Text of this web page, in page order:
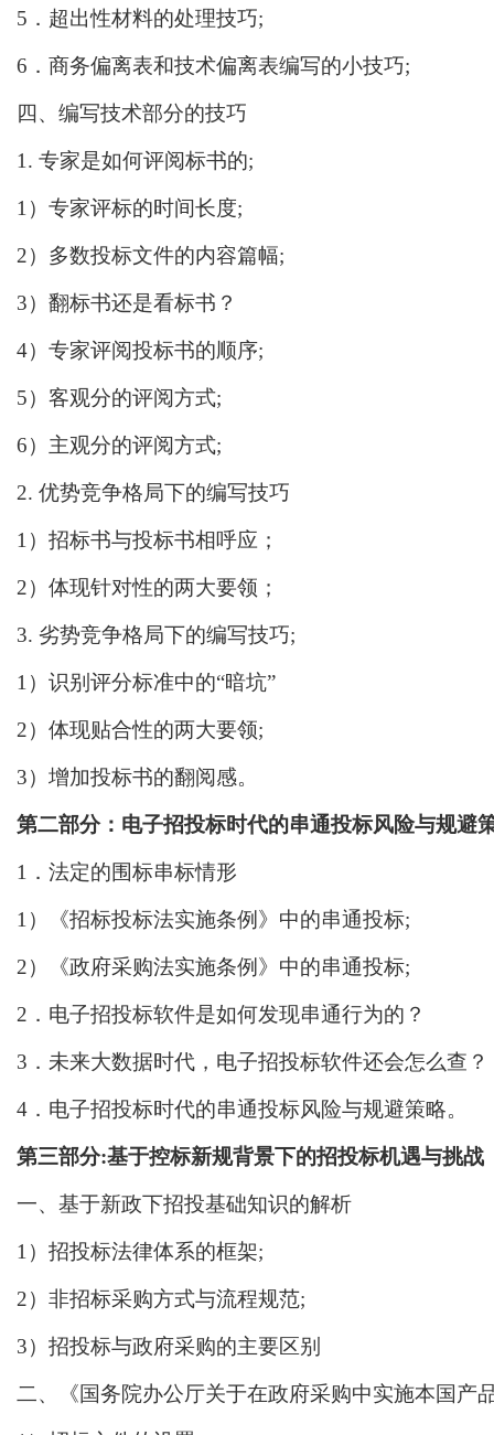
5．超出性材料的处理技巧;
6．商务偏离表和技术偏离表编写的小技巧;
四、编写技术部分的技巧
1. 专家是如何评阅标书的;
1）专家评标的时间长度;
2）多数投标文件的内容篇幅;
3）翻标书还是看标书？
4）专家评阅投标书的顺序;
5）客观分的评阅方式;
6）主观分的评阅方式;
2. 优势竞争格局下的编写技巧
1）招标书与投标书相呼应；
2）体现针对性的两大要领；
3. 劣势竞争格局下的编写技巧;
1）识别评分标准中的“暗坑”
2）体现贴合性的两大要领;
3）增加投标书的翻阅感。
第二部分：电子招投标时代的串通投标风险与规避
1．法定的围标串标情形
1）《招标投标法实施条例》中的串通投标;
2）《政府采购法实施条例》中的串通投标;
2．电子招投标软件是如何发现串通行为的？
3．未来大数据时代，电子招投标软件还会怎么查？
4．电子招投标时代的串通投标风险与规避策略。
第三部分:基于控标新规背景下的招投标机遇与挑战
一、基于新政下招投基础知识的解析
1）招投标法律体系的框架;
2）非招标采购方式与流程规范;
3）招投标与政府采购的主要区别
二、《国务院办公厅关于在政府采购中实施本国产